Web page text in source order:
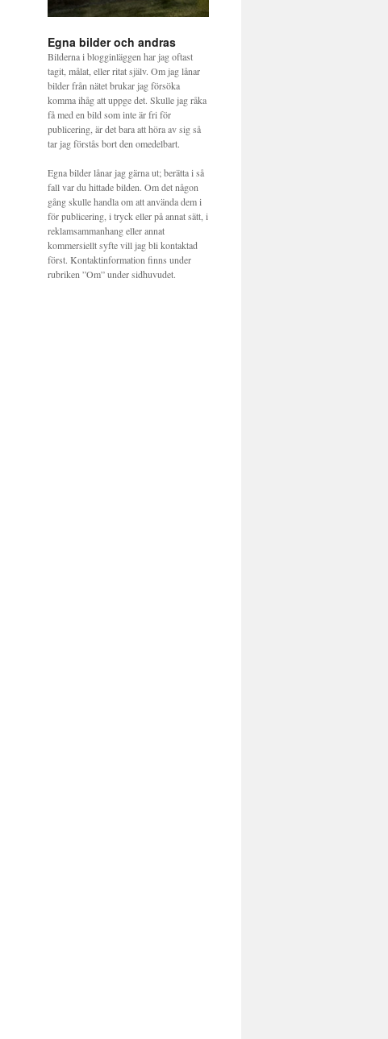
Egna bilder och andras
Bilderna i blogginläggen har jag oftast
tagit, målat, eller ritat själv. Om jag lånar
bilder från nätet brukar jag försöka
komma ihåg att uppge det. Skulle jag råka
få med en bild som inte är fri för
publicering, är det bara att höra av sig så
tar jag förstås bort den omedelbart.
Egna bilder lånar jag gärna ut; berätta i så
fall var du hittade bilden. Om det någon
gång skulle handla om att använda dem i
för publicering, i tryck eller på annat sätt, i
reklamsammanhang eller annat
kommersiellt syfte vill jag bli kontaktad
först. Kontaktinformation finns under
rubriken ”Om” under sidhuvudet.